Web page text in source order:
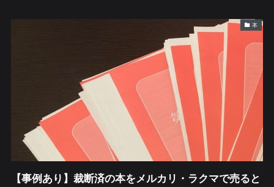
本
【事例あり】裁断済の本をメルカリ・ラクマで売ると